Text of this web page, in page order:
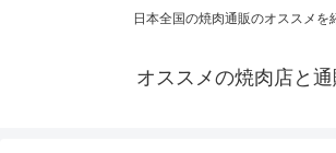
日本全国の焼肉通販のオススメを
オススメの焼肉店と通